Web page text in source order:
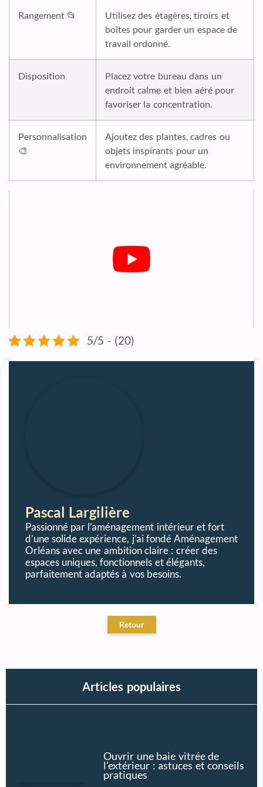
Rangement 📂
Utilisez des étagères, tiroirs et
boîtes pour garder un espace de
travail ordonné.
Disposition
Placez votre bureau dans un
endroit calme et bien aéré pour
favoriser la concentration.
Personnalisation
🎨
Ajoutez des plantes, cadres ou
objets inspirants pour un
environnement agréable.
5/5 - (20)
Pascal Largilière
Passionné par l’aménagement intérieur et fort
d’une solide expérience, j’ai fondé Aménagement
Orléans avec une ambition claire : créer des
espaces uniques, fonctionnels et élégants,
parfaitement adaptés à vos besoins.
Articles populaires
Ouvrir une baie vitrée de
l’extérieur : astuces et conseils
pratiques